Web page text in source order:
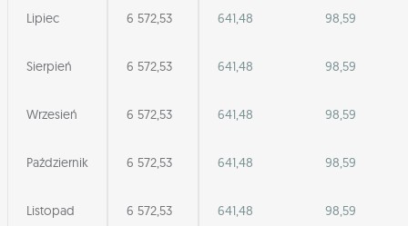
Lipiec 6 572,53 641,48 98,59
Sierpień 6 572,53 641,48 98,59
Wrzesień 6 572,53 641,48 98,59
Październik 6 572,53 641,48 98,59
Listopad 6 572,53 641,48 98,59